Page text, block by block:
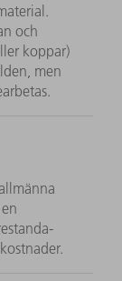
och
koppar)
men